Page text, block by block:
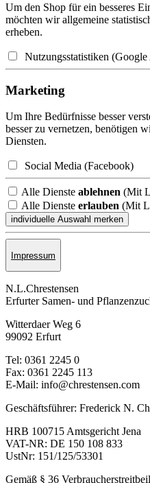
Um den Shop für ein besseres
möchten wir allgemeine
erheben.
Nutzungsstatistiken
Marketing
Um Ihre Bedürfnisse besser
besser zu vernetzen, benötigen
Diensten.
Social Media (Facebook)
Alle Dienste ablehnen (Mit
Alle Dienste erlauben (Mit
Impressum
N.L.Chrestensen
Erfurter Samen- und
Witterdaer Weg 6
99092 Erfurt
Tel: 0361 2245 0
Fax: 0361 2245 113
E-Mail: info@chrestensen.com
Geschäftsführer: Frederick N.
HRB 100715 Amtsgericht Jena
VAT-NR: DE 150 108 833
UstNr: 151/125/53301
Gemäß § 36